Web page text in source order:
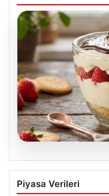
05.08.2026
Tatlı
Çikolata soslu
Piyasa Verileri